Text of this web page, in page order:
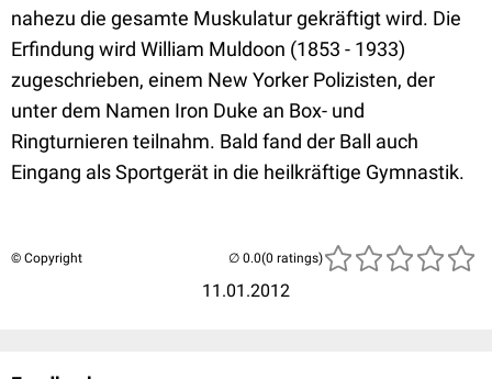
nahezu die gesamte Muskulatur gekräftigt wird. Die
Erfindung wird William Muldoon (1853 - 1933)
zugeschrieben, einem New Yorker Polizisten, der
unter dem Namen Iron Duke an Box- und
Ringturnieren teilnahm. Bald fand der Ball auch
Eingang als Sportgerät in die heilkräftige Gymnastik.
© Copyright
11.01.2012
(0 ratings)